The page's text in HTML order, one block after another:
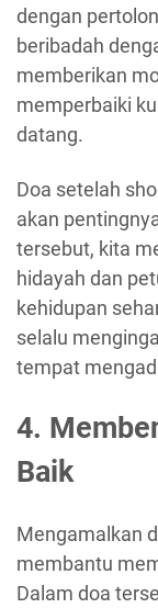
dengan
beribadah
memberikan
memperbaiki
datang.
Doa setelah
akan
tersebut, kita
hidayah dan
kehidupan
selalu
tempat
4.
Baik
Mengamalkan
membantu
Dalam doa